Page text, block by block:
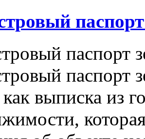
паспорт
паспорт
выписка из